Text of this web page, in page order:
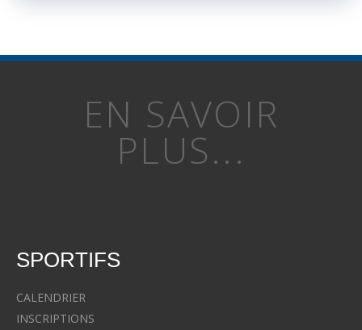
EN SAVOIR
PLUS...
SPORTIFS
CALENDRIER
INSCRIPTIONS